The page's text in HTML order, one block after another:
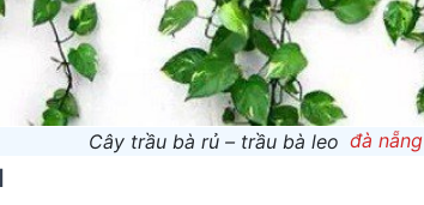
Cây trầu bà rủ – trầu bà leo đà nẵng